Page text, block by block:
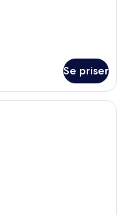
Se priser
på rummet,